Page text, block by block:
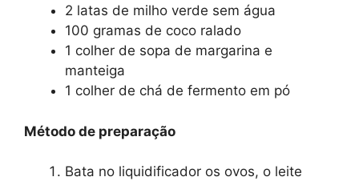
2 latas de milho verde sem água
100 gramas de coco ralado
1 colher de sopa de margarina e
manteiga
1 colher de chá de fermento em pó
Método de preparação
Bata no liquidificador os ovos, o leite